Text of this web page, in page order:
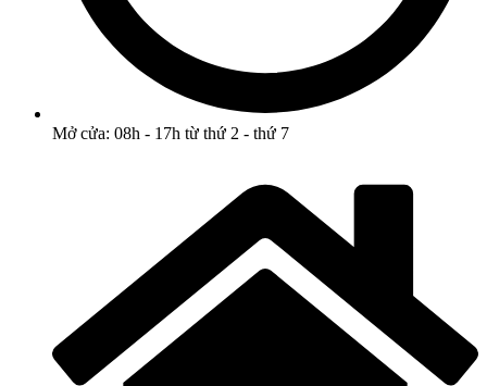
Mở cửa: 08h - 17h từ thứ 2 - thứ 7